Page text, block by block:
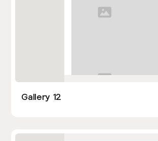
Gallery 12